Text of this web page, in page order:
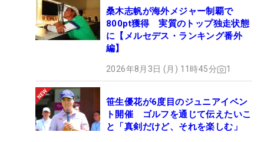
桑木志帆が海外メジャー制覇で
800pt獲得 実質のトップ独走状態
に【メルセデス・ランキング番外
編】
2026年8月3日 (月) 11時45分 1
笹生優花が6度目のジュニアイベン
ト開催 ゴルフを通じて伝えたいこ
と「真剣だけど、それを楽しむ」